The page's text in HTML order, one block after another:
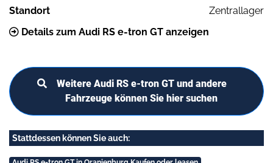
Standort
Zentrallager
Details zum Audi RS e-tron GT anzeigen
Weitere Audi RS e-tron GT und andere
Fahrzeuge können Sie hier suchen
Stattdessen können Sie auch: